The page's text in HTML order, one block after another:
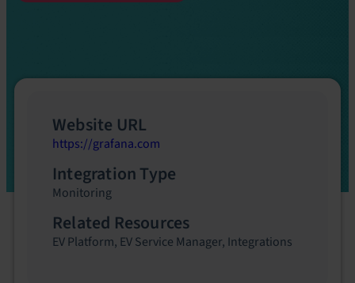
Website URL
https://grafana.com
Integration Type
Monitoring
Related Resources
EV Platform, EV Service Manager, Integrations